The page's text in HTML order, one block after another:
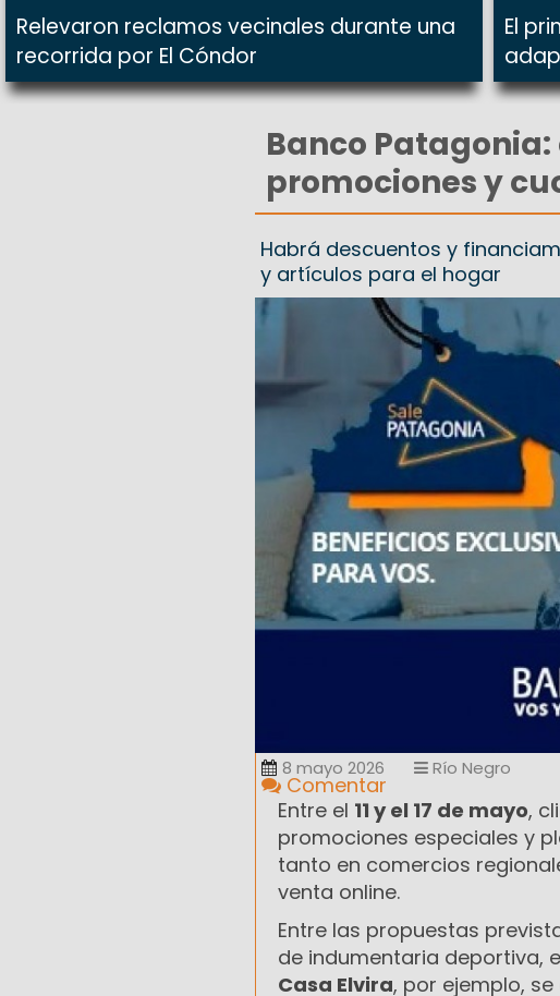
Relevaron reclamos vecinales durante una
recorrida por El Cóndor
El
Banco
promociones y
Habrá descuentos y
y artículos para el hogar
8 mayo 2026 Río Negro
Comentar
Entre el 11 y el 17 de mayo,
promociones especiales y
tanto en comercios
venta online.
Entre las propuestas
de indumentaria deportiva,
Casa Elvira, por ejemplo,